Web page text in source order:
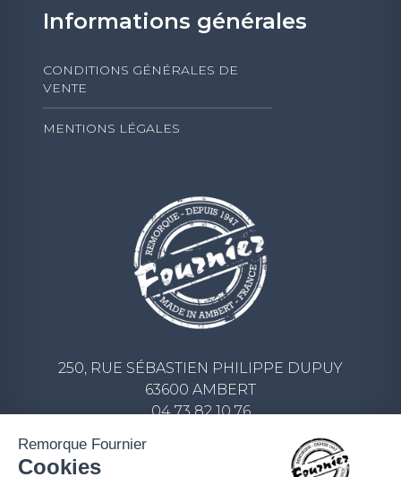
Informations générales
CONDITIONS GÉNÉRALES DE
VENTE
MENTIONS LÉGALES
250, RUE SÉBASTIEN PHILIPPE DUPUY
63600 AMBERT
04 73 82 10 76
ECRIVEZ-NOUS UN MESSAGE
Remorque Fournier
Cookies